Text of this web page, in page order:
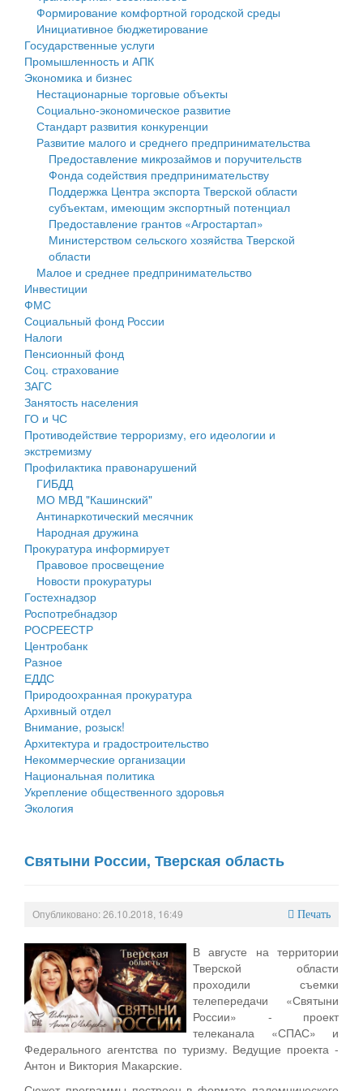
Государственные услуги
Промышленность и АПК
Экономика и бизнес
Символика
Устав
Гостям округа
Туризм
Культура
Образование
Здравоохранение
Социальная защита
Фотоальбом
муниципального округа Тверской области
Администрация Кашинского муниципального округа
Тверской области
Управление сельскими территориями
Открытые данные
Работа с обращениями граждан
Муниципальный контроль
Муниципальные услуги
Проекты административных регламентов
Антимонопольный комплаенс
Противодействие коррупции
Финансовое управление
Бюджет для граждан
Имущество
Выявление правообладателей ранее учтенных
объектов недвижимости
Имущественная поддержка субъектов малого и
среднего предпринимательства
Информационная поддержка субъектов малого и
среднего предпринимательства
Муниципальные программы
Контрольно-счетная палата
Персональные данные
Оценка регулирующего воздействия
Деятельность МУ
Нормативы градостроительного проектирования
Правила землепользования и застройки
Генеральные планы
Проекты планировки территории
Собрание депутатов
Городское поселение
Сельские поселения
Формирование комфортной городской среды
Инициативное бюджетирование
Государственные услуги
Промышленность и АПК
Экономика и бизнес
Нестационарные торговые объекты
Социально-экономическое развитие
Стандарт развития конкуренции
Развитие малого и среднего предпринимательства
Предоставление микрозаймов и поручительств
Фонда содействия предпринимательству
Поддержка Центра экспорта Тверской области
субъектам, имеющим экспортный потенциал
Предоставление грантов «Агростартап»
Министерством сельского хозяйства Тверской
области
Малое и среднее предпринимательство
Инвестиции
ФМС
Социальный фонд России
Налоги
Пенсионный фонд
Соц. страхование
ЗАГС
Занятость населения
ГО и ЧС
Противодействие терроризму, его идеологии и
экстремизму
Профилактика правонарушений
ГИБДД
МО МВД "Кашинский"
Антинаркотический месячник
Народная дружина
Прокуратура информирует
Правовое просвещение
Новости прокуратуры
Гостехнадзор
Роспотребнадзор
РОСРЕЕСТР
Центробанк
Разное
ЕДДС
Природоохранная прокуратура
Архивный отдел
Внимание, розыск!
Архитектура и градостроительство
Некоммерческие организации
Национальная политика
Укрепление общественного здоровья
Экология
Святыни России, Тверская область
Опубликовано: 26.10.2018, 16:49 Печать
В августе на территории
Тверской области
проходили съемки
телепередачи «Святыни
России» - проект
телеканала «СПАС» и
Федерального агентства по туризму. Ведущие проекта -
Антон и Виктория Макарские.